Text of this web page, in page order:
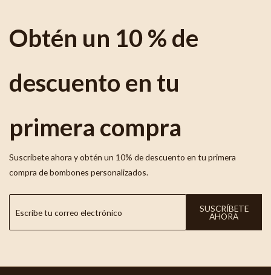
Obtén un 10 % de
descuento en tu
primera compra
Suscríbete ahora y obtén un 10% de descuento en tu primera
compra de bombones personalizados.
SUSCRÍBETE
AHORA